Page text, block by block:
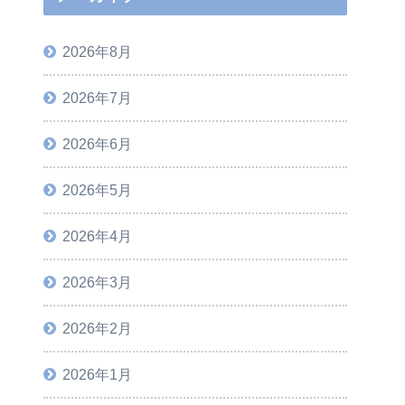
2026年8月
2026年7月
2026年6月
2026年5月
2026年4月
2026年3月
2026年2月
2026年1月